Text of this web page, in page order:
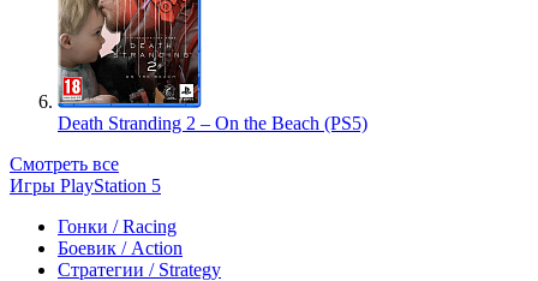
Death Stranding 2 – On the Beach (PS5)
Смотреть все
Игры PlayStation 5
Гонки / Racing
Боевик / Action
Стратегии / Strategy